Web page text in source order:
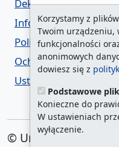
Korzystamy z
Twoim urządzeniu,
funkcjonalności
anonimowych
dowiesz się z
Podstawowe
Konieczne do
W ustawieniach
wyłączenie.
Deklaracja
Informacja o urzędzie
Polityka prywatności
Ochrona danych
Ustawienia cookies
© Urząd Miasta